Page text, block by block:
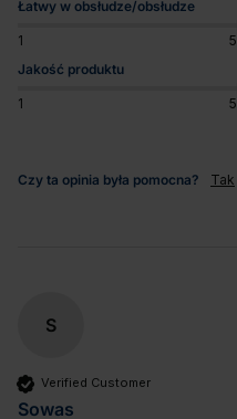
Łatwy w obsłudze/obsłudze
1 5
Jakość produktu
1 5
Czy ta opinia była pomocna? Tak
S
Verified Customer
Sowas